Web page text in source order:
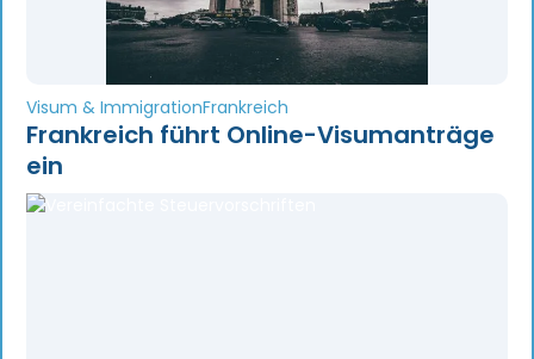
Visum & ImmigrationFrankreich
Frankreich führt Online-Visumanträge
ein